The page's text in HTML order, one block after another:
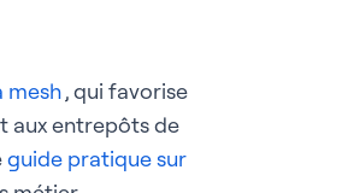
mesh, qui favorise
aux entrepôts de
guide pratique sur